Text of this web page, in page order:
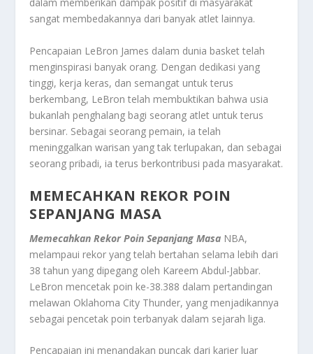
sangat membedakannya dari banyak atlet lainnya.
Pencapaian LeBron James dalam dunia basket telah
menginspirasi banyak orang. Dengan dedikasi yang
tinggi, kerja keras, dan semangat untuk terus
berkembang, LeBron telah membuktikan bahwa usia
bukanlah penghalang bagi seorang atlet untuk terus
bersinar. Sebagai seorang pemain, ia telah
meninggalkan warisan yang tak terlupakan, dan sebagai
seorang pribadi, ia terus berkontribusi pada masyarakat.
MEMECAHKAN REKOR POIN
SEPANJANG MASA
Memecahkan Rekor Poin Sepanjang Masa NBA,
melampaui rekor yang telah bertahan selama lebih dari
38 tahun yang dipegang oleh Kareem Abdul-Jabbar.
LeBron mencetak poin ke-38.388 dalam pertandingan
melawan Oklahoma City Thunder, yang menjadikannya
sebagai pencetak poin terbanyak dalam sejarah liga.
Pencapaian ini menandakan puncak dari karier luar